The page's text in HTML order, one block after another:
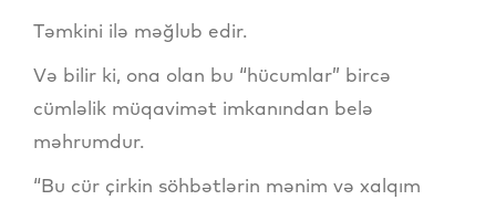
Təmkini ilə məğlub edir.
Və bilir ki, ona olan bu “hücumlar” bircə
cümləlik müqavimət imkanından belə
məhrumdur.
“Bu cür çirkin söhbətlərin mənim və xalqım